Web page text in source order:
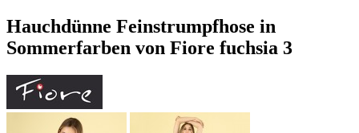
Hauchdünne Feinstrumpfhose in
Sommerfarben von Fiore fuchsia 3